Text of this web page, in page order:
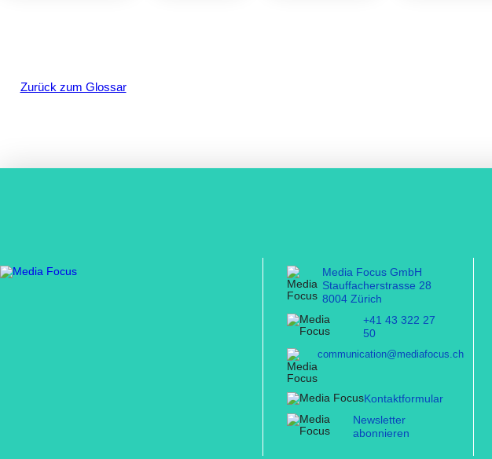
Zurück zum Glossar
Media Focus GmbH
Stauffacherstrasse 28
8004 Zürich
+41 43 322 27
50
communication@mediafocus.ch
Kontaktformular
Newsletter
abonnieren